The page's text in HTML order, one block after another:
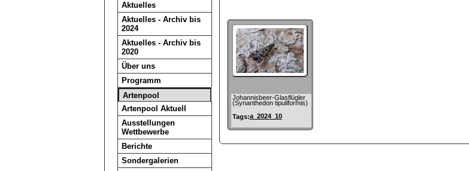
Aktuelles
Aktuelles - Archiv bis
2024
Aktuelles - Archiv bis
2020
Über uns
Programm
Artenpool
Artenpool Aktuell
Ausstellungen
Wettbewerbe
Berichte
Sondergalerien
Johannisbeer-Glasflügler
(Synanthedon tipuliformis)
Tags:a_2024_10